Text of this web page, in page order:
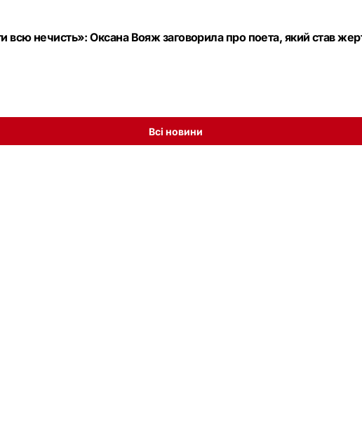
всю нечисть»: Оксана Вояж заговорила про поета, який став
Всі новини